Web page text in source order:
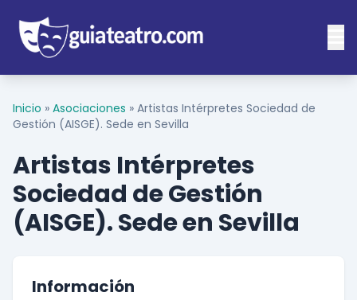
Inicio » Asociaciones » Artistas Intérpretes Sociedad de
Gestión (AISGE). Sede en Sevilla
Artistas Intérpretes
Sociedad de Gestión
(AISGE). Sede en Sevilla
Información